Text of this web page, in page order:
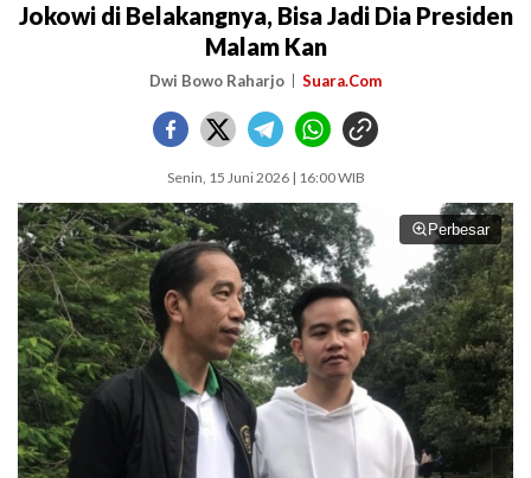
Jokowi di Belakangnya, Bisa Jadi Dia Presiden
Malam Kan
Dwi Bowo Raharjo Suara.Com
Senin, 15 Juni 2026 | 16:00 WIB
Perbesar